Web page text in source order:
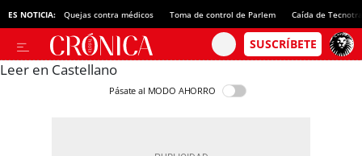
ES NOTICIA: Quejas contra médicos Toma de control de Parlem Caída de
Leer en Castellano
Pásate al MODO AHORRO